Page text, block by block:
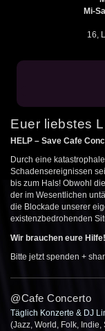
Mi-
16,
Euer liebstes
HELP – Save Cafe
Durch eine
Schadensereignissen
bis zum Hals! Obwohl
der im Wesentlichen
die Blockade unserer
existenzbedrohenden
Wir brauchen eure
Bitte jetzt spenden +
@Cafe Concerto
Täglich Konzerte & DJ
(Jazz, World, Folk, Indie,